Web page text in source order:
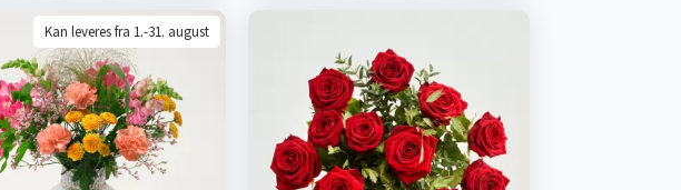
Kan leveres fra 1.-31. august